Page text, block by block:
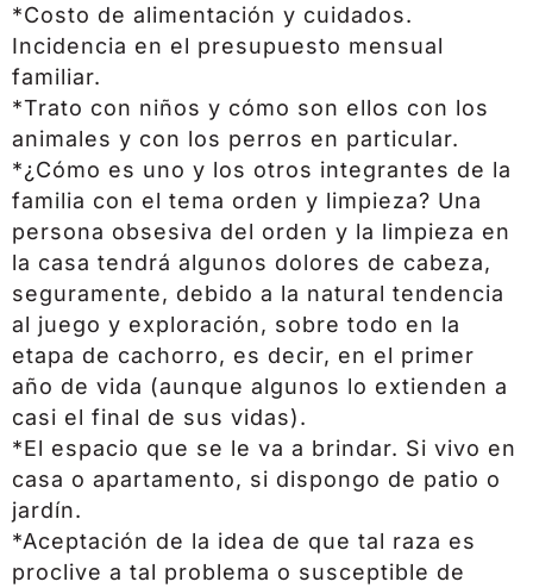
*Costo de alimentación y cuidados.
Incidencia en el presupuesto mensual
familiar.
*Trato con niños y cómo son ellos con los
animales y con los perros en particular.
*¿Cómo es uno y los otros integrantes de la
familia con el tema orden y limpieza? Una
persona obsesiva del orden y la limpieza en
la casa tendrá algunos dolores de cabeza,
seguramente, debido a la natural tendencia
al juego y exploración, sobre todo en la
etapa de cachorro, es decir, en el primer
año de vida (aunque algunos lo extienden a
casi el final de sus vidas).
*El espacio que se le va a brindar. Si vivo en
casa o apartamento, si dispongo de patio o
jardín.
*Aceptación de la idea de que tal raza es
proclive a tal problema o susceptible de